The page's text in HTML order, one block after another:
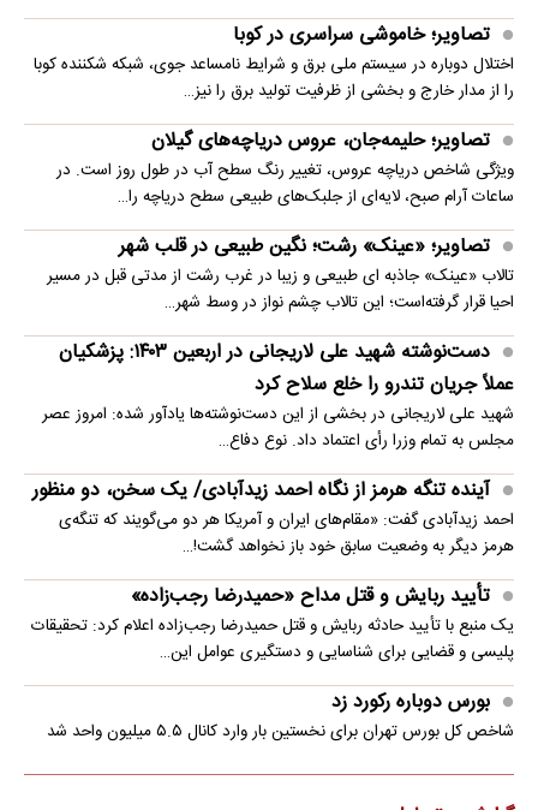
تصاویر؛ خاموشی سراسری در کوبا
اختلال دوباره در سیستم ملی برق و شرایط نامساعد جوی، شبکه شکننده کوبا
را از مدار خارج و بخشی از ظرفیت تولید برق را نیز…
تصاویر؛ حلیمه‌جان، عروس دریاچه‌های گیلان
ویژگی شاخص دریاچه عروس، تغییر رنگ سطح آب در طول روز است. در
ساعات آرام صبح، لایه‌ای از جلبک‌های طبیعی سطح دریاچه را…
تصاویر؛ «عینک» رشت؛ نگین طبیعی در قلب شهر
تالاب «عینک» جاذبه ای طبیعی و زیبا در غرب رشت از مدتی قبل در مسیر
احیا قرار گرفته‌است؛ این تالاب چشم نواز در وسط شهر…
دست‌نوشته شهید علی لاریجانی در اربعین ۱۴۰۳: پزشکیان
عملاً جریان تندرو را خلع سلاح کرد
شهید علی لاریجانی در بخشی از این دست‌نوشته‌ها یادآور شده: امروز عصر
مجلس به تمام وزرا رأی اعتماد داد. نوع دفاع…
آینده تنگه هرمز از نگاه احمد زیدآبادی/ یک سخن، دو منظور
احمد زیدآبادی گفت: «مقام‌های ایران و آمریکا هر دو می‌گویند که تنگه‌ی
هرمز دیگر به وضعیت سابق خود باز نخواهد گشت!…
تأیید ربایش و قتل مداح «حمیدرضا رجب‌زاده»
یک منبع با تأیید حادثه ربایش و قتل حمیدرضا رجب‌زاده اعلام کرد: تحقیقات
پلیسی و قضایی برای شناسایی و دستگیری عوامل این…
بورس دوباره رکورد زد
شاخص کل بورس تهران برای نخستین ‌بار وارد کانال ۵.۵ میلیون واحد شد